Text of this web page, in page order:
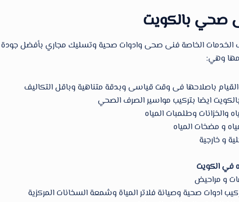
صحي بالكويت
الخاصة فنى صحى وادوات صحية وتسليك مجاري بأفضل جودة
وهي:
باصلاحها فى وقت قياسى وبدقة متناهية وباقل التكاليف
ايضا بتركيب مواسير الصرف الصحي
والخزانات وطلمبات المياه
و مضخات المياه
و خارجية
في الكويت
و مراحيض
ادوات صحية وصيانة فلاتر المياة وشمعة السخانات المركزية